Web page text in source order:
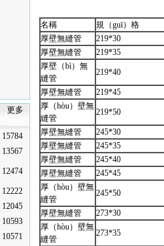
更多
15784
13567
12474
12222
12045
10593
10571
名稱
規（guī）格
厚壁無縫管
219*30
厚壁無縫管
219*35
厚壁（bì）無
縫管
219*40
厚壁無縫管
219*45
厚（hòu）壁無
縫管
219*50
厚壁無縫管
245*30
厚壁無縫管
245*35
厚壁無縫管
245*40
厚壁無縫管
245*45
厚（hòu）壁無
縫管
245*50
厚壁無縫管
273*30
厚（hòu）壁無
縫管
273*35